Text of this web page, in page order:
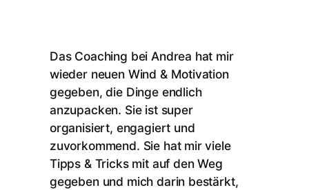
Das Coaching bei Andrea hat mir
wieder neuen Wind & Motivation
gegeben, die Dinge endlich
anzupacken. Sie ist super
organisiert, engagiert und
zuvorkommend. Sie hat mir viele
Tipps & Tricks mit auf den Weg
gegeben und mich darin bestärkt,